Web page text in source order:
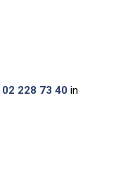
02 228 73 40 in